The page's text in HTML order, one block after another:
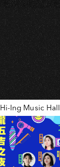
Hi-Ing Music Hall